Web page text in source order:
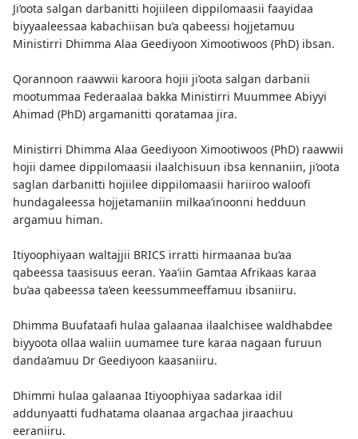
Ji’oota salgan darbanitti hojiileen dippilomaasii faayidaa
biyyaaleessaa kabachiisan bu’a qabeessi hojjetamuu
Ministirri Dhimma Alaa Geediyoon Ximootiwoos (PhD) ibsan.
Qorannoon raawwii karoora hojii ji’oota salgan darbanii
mootummaa Federaalaa bakka Ministirri Muummee Abiyyi
Ahimad (PhD) argamanitti qoratamaa jira.
Ministirri Dhimma Alaa Geediyoon Ximootiwoos (PhD) raawwii
hojii damee dippilomaasii ilaalchisuun ibsa kennaniin, ji’oota
saglan darbanitti hojiilee dippilomaasii hariiroo waloofi
hundagaleessa hojjetamaniin milkaa’inoonni hedduun
argamuu himan.
Itiyoophiyaan waltajjii BRICS irratti hirmaanaa bu’aa
qabeessa taasisuus eeran. Yaa’iin Gamtaa Afrikaas karaa
bu’aa qabeessa ta’een keessummeeffamuu ibsaniiru.
Dhimma Buufataafi hulaa galaanaa ilaalchisee waldhabdee
biyyoota ollaa waliin uumamee ture karaa nagaan furuun
danda’amuu Dr Geediyoon kaasaniiru.
Dhimmi hulaa galaanaa Itiyoophiyaa sadarkaa idil
addunyaatti fudhatama olaanaa argachaa jiraachuu
eeraniiru.